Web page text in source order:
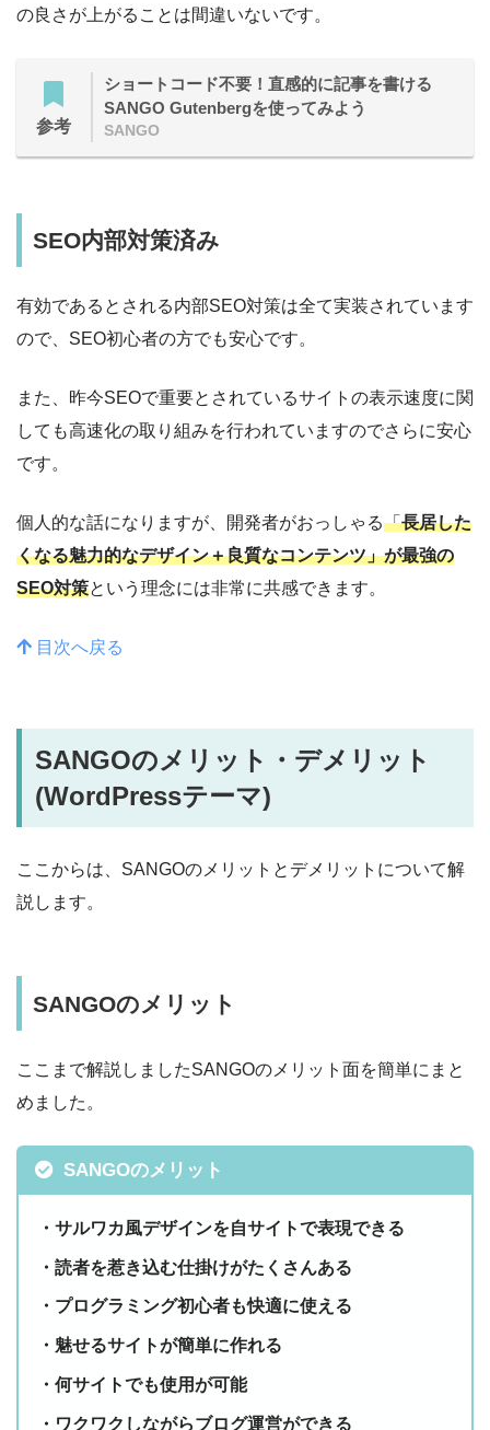
の良さが上がることは間違いないです。
参考
ショートコード不要！直感的に記事を書ける
SANGO Gutenbergを使ってみよう
SANGO
SEO内部対策済み
有効であるとされる内部SEO対策は全て実装されています
ので、SEO初心者の方でも安心です。
また、昨今SEOで重要とされているサイトの表示速度に関
しても高速化の取り組みを行われていますのでさらに安心
です。
個人的な話になりますが、開発者がおっしゃる「長居した
くなる魅力的なデザイン＋良質なコンテンツ」が最強の
SEO対策という理念には非常に共感できます。
目次へ戻る
SANGOのメリット・デメリット
(WordPressテーマ)
ここからは、SANGOのメリットとデメリットについて解
説します。
SANGOのメリット
ここまで解説しましたSANGOのメリット面を簡単にまと
めました。
SANGOのメリット
・サルワカ風デザインを自サイトで表現できる
・読者を惹き込む仕掛けがたくさんある
・プログラミング初心者も快適に使える
・魅せるサイトが簡単に作れる
・何サイトでも使用が可能
・ワクワクしながらブログ運営ができる